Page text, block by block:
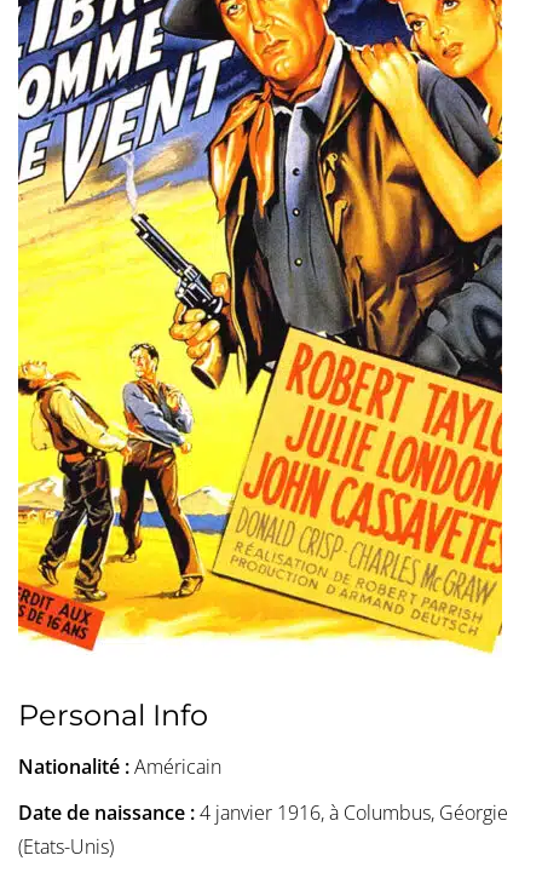
Personal Info
Nationalité :Américain
Date de naissance :4 janvier 1916, à Columbus, Géorgie
(Etats-Unis)